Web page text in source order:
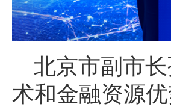
北京市副市
术和金融资源